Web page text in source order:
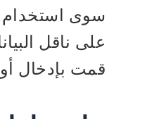
سوى استخدام
على ناقل
قمت بإدخال